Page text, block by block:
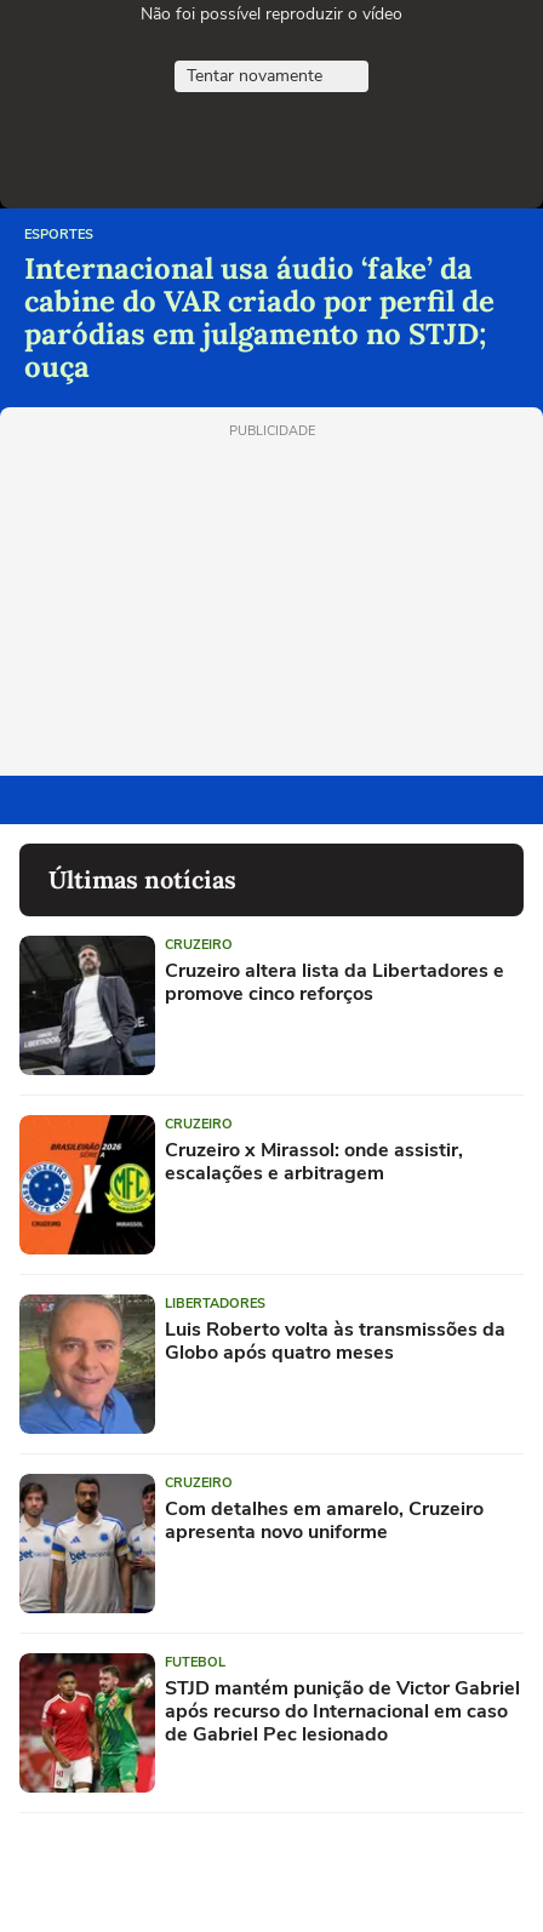
Não foi possível reproduzir o vídeo
Tentar novamente
ESPORTES
Internacional usa áudio ‘fake’ da
cabine do VAR criado por perfil de
paródias em julgamento no STJD;
ouça
PUBLICIDADE
Últimas notícias
CRUZEIRO
Cruzeiro altera lista da Libertadores e
promove cinco reforços
CRUZEIRO
Cruzeiro x Mirassol: onde assistir,
escalações e arbitragem
LIBERTADORES
Luis Roberto volta às transmissões da
Globo após quatro meses
CRUZEIRO
Com detalhes em amarelo, Cruzeiro
apresenta novo uniforme
FUTEBOL
STJD mantém punição de Victor Gabriel
após recurso do Internacional em caso
de Gabriel Pec lesionado